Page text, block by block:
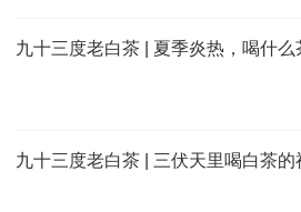
九十三度老白茶 | 夏季炎热，喝什么
九十三度老白茶 | 三伏天里喝白茶